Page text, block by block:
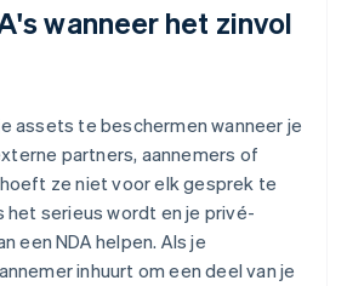
wanneer het zinvol
assets te beschermen wanneer je
partners, aannemers of
hoeft ze niet voor elk gesprek te
het serieus wordt en je privé-
een NDA helpen. Als je
inhuurt om een deel van je